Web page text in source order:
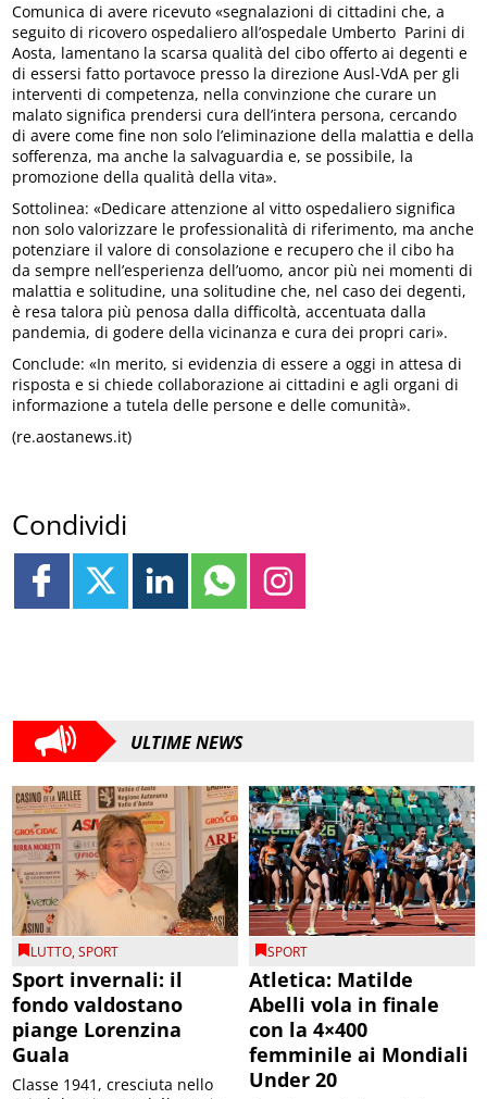
Comunica di avere ricevuto «segnalazioni di cittadini che, a
seguito di ricovero ospedaliero all’ospedale Umberto Parini di
Aosta, lamentano la scarsa qualità del cibo offerto ai degenti e
di essersi fatto portavoce presso la direzione Ausl-VdA per gli
interventi di competenza, nella convinzione che curare un
malato significa prendersi cura dell’intera persona, cercando
di avere come fine non solo l’eliminazione della malattia e della
sofferenza, ma anche la salvaguardia e, se possibile, la
promozione della qualità della vita».
Sottolinea: «Dedicare attenzione al vitto ospedaliero significa
non solo valorizzare le professionalità di riferimento, ma anche
potenziare il valore di consolazione e recupero che il cibo ha
da sempre nell’esperienza dell’uomo, ancor più nei momenti di
malattia e solitudine, una solitudine che, nel caso dei degenti,
è resa talora più penosa dalla difficoltà, accentuata dalla
pandemia, di godere della vicinanza e cura dei propri cari».
Conclude: «In merito, si evidenzia di essere a oggi in attesa di
risposta e si chiede collaborazione ai cittadini e agli organi di
informazione a tutela delle persone e delle comunità».
(re.aostanews.it)
Condividi
ULTIME NEWS
LUTTO,SPORT
Sport invernali: il
fondo valdostano
piange Lorenzina
Guala
Classe 1941, cresciuta nello
SPORT
Atletica: Matilde
Abelli vola in finale
con la 4×400
femminile ai Mondiali
Under 20